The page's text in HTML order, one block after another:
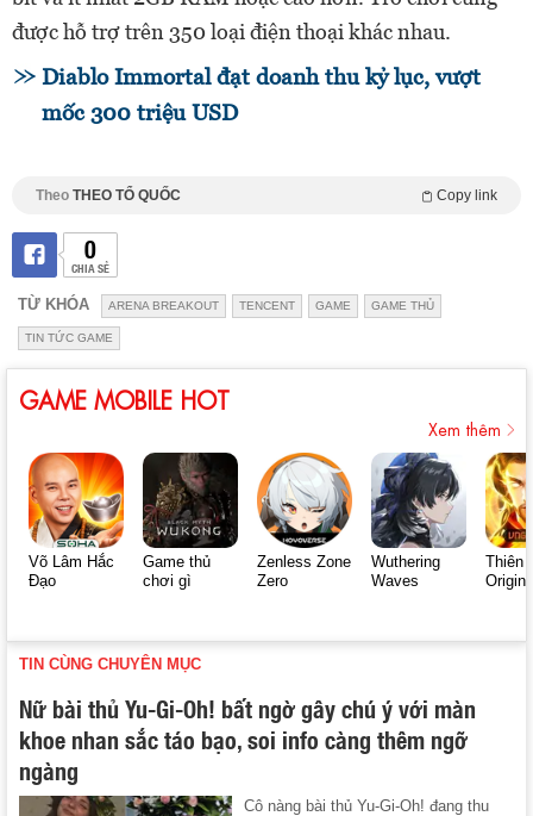
được hỗ trợ trên 350 loại điện thoại khác nhau.
Diablo Immortal đạt doanh thu kỷ lục, vượt
mốc 300 triệu USD
Theo THEO TỔ QUỐC Copy link
0
CHIA SẺ
TỪ KHÓA ARENA BREAKOUT TENCENT GAME GAME THỦ
TIN TỨC GAME
GAME MOBILE HOT
Xem thêm
Võ Lâm Hắc
Đạo
Game thủ
chơi gì
Zenless Zone
Zero
Wuthering
Waves
Thiên
Origin
TIN CÙNG CHUYÊN MỤC
Nữ bài thủ Yu-Gi-Oh! bất ngờ gây chú ý với màn
khoe nhan sắc táo bạo, soi info càng thêm ngỡ
ngàng
Cô nàng bài thủ Yu-Gi-Oh! đang thu